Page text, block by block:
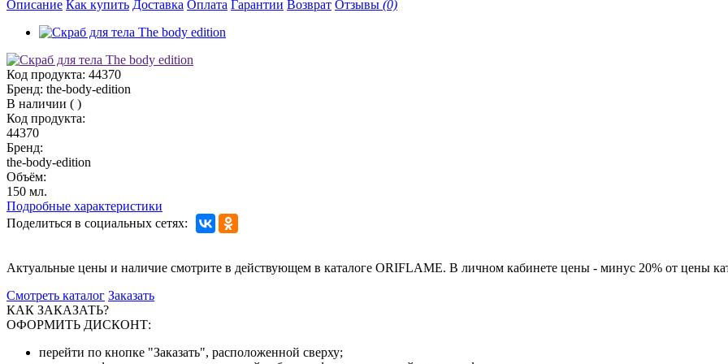
Описание Как купить Доставка Оплата Гарантии Возврат Отзывы (0)
Код продукта: 44370
Бренд: the-body-edition
В наличии ( )
Код продукта:
44370
Бренд:
the-body-edition
Объём:
150 мл.
Подробные характеристики
Поделиться в социальных сетях:
Актуальные цены и наличие смотрите в действующем в каталоге ORIFLAME. В личном кабинете цены - минус 20% от цены
Смотреть каталог Заказать
КАК ЗАКАЗАТЬ?
ОФОРМИТЬ ДИСКОНТ:
перейти по кнопке "Заказать", расположенной сверху;